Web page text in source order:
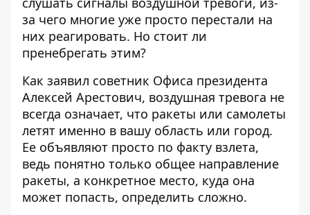
за чего многие уже просто перестали на
них реагировать. Но стоит ли
пренебрегать этим?
Как заявил советник Офиса президента
Алексей Арестович, воздушная тревога не
всегда означает, что ракеты или самолеты
летят именно в вашу область или город.
Ее объявляют просто по факту взлета,
ведь понятно только общее направление
ракеты, а конкретное место, куда она
может попасть, определить сложно.